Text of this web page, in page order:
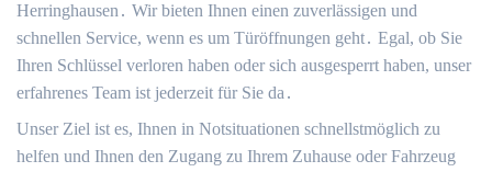
Herringhausen․ Wir bieten Ihnen einen zuverlässigen und
schnellen Service, wenn es um Türöffnungen geht․ Egal, ob Sie
Ihren Schlüssel verloren haben oder sich ausgesperrt haben, unser
erfahrenes Team ist jederzeit für Sie da․
Unser Ziel ist es, Ihnen in Notsituationen schnellstmöglich zu
helfen und Ihnen den Zugang zu Ihrem Zuhause oder Fahrzeug